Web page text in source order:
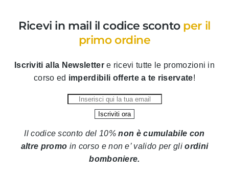
Ricevi in mail il codice sconto per il
primo ordine
Iscriviti alla Newslettere ricevi tutte le promozioni in
corso ed imperdibili offerte a te riservate!
Il codice sconto del 10%non è cumulabile con
altre promo in corso e non e’ valido per gliordini
bomboniere.